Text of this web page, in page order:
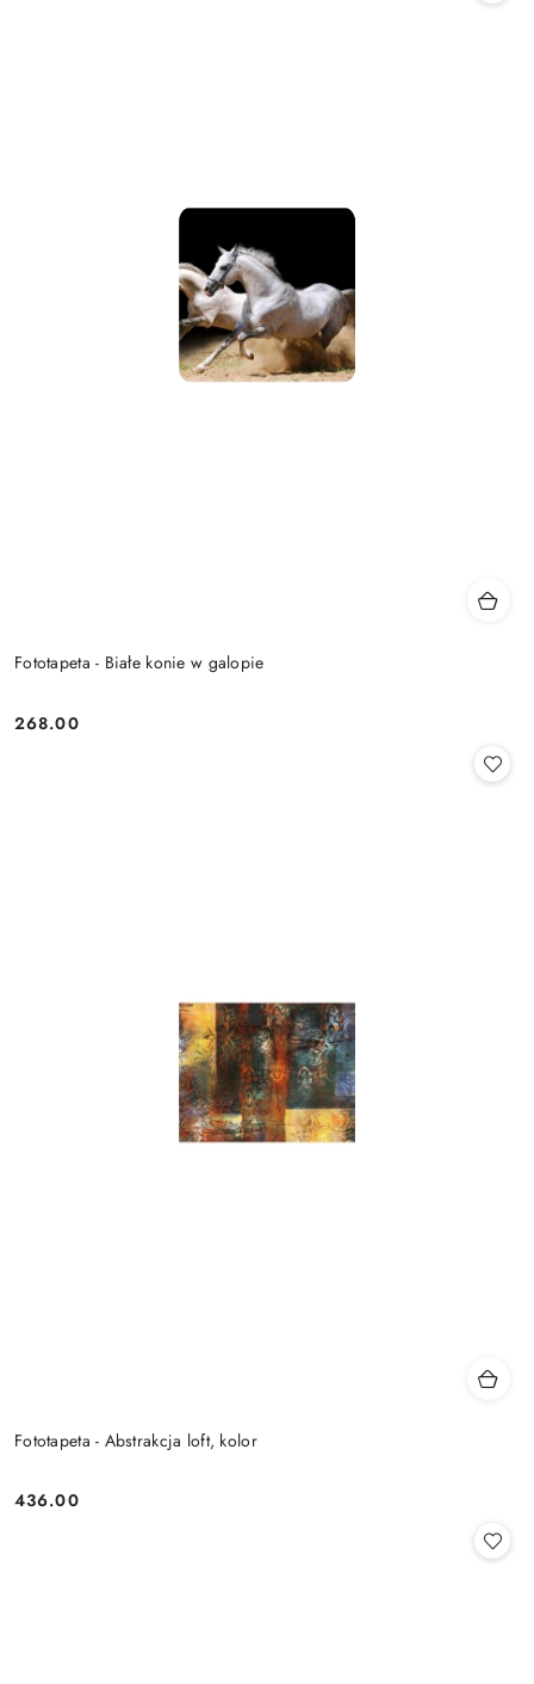
Fototapeta - Białe konie w galopie
Cena:
268.00
Fototapeta - Abstrakcja loft, kolor
Cena:
436.00